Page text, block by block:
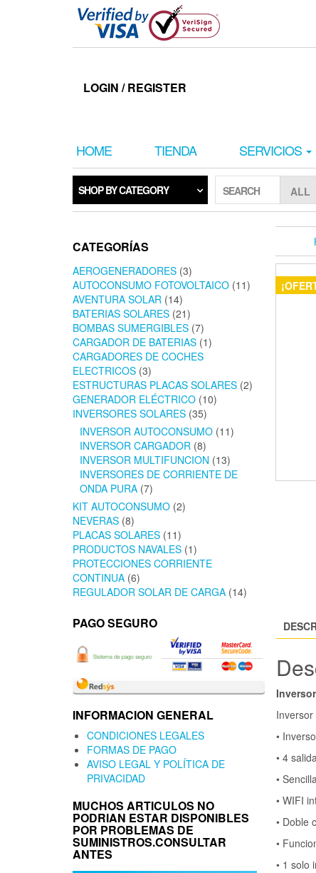
LOGIN / REGISTER
HOME TIENDA SERVICIOS
SHOP BY CATEGORY SEARCH
CATEGORÍAS
AEROGENERADORES (3)
AUTOCONSUMO FOTOVOLTAICO (11)
AVENTURA SOLAR (14)
BATERIAS SOLARES (21)
BOMBAS SUMERGIBLES (7)
CARGADOR DE BATERIAS (1)
CARGADORES DE COCHES
ELECTRICOS (3)
ESTRUCTURAS PLACAS SOLARES (2)
GENERADOR ELÉCTRICO (10)
INVERSORES SOLARES (35)
INVERSOR AUTOCONSUMO (11)
INVERSOR CARGADOR (8)
INVERSOR MULTIFUNCION (13)
INVERSORES DE CORRIENTE DE
ONDA PURA (7)
KIT AUTOCONSUMO (2)
NEVERAS (8)
PLACAS SOLARES (11)
PRODUCTOS NAVALES (1)
PROTECCIONES CORRIENTE
CONTINUA (6)
REGULADOR SOLAR DE CARGA (14)
PAGO SEGURO
INFORMACION GENERAL
CONDICIONES LEGALES
FORMAS DE PAGO
AVISO LEGAL Y POLÍTICA DE
PRIVACIDAD
MUCHOS ARTICULOS NO
PODRIAN ESTAR DISPONIBLES
POR PROBLEMAS DE
SUMINISTROS.CONSULTAR
ANTES
•
• 4
•
• WIFI
• Doble
•
• 1 solo